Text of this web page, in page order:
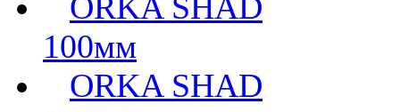
ORKA SHAD
100мм
ORKA SHAD